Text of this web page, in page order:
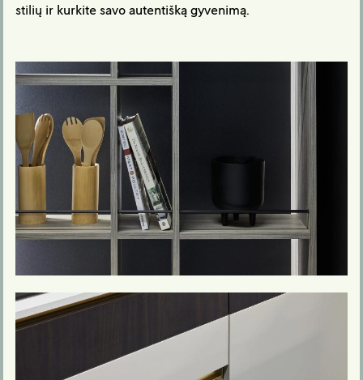
stilių ir kurkite savo autentišką gyvenimą.